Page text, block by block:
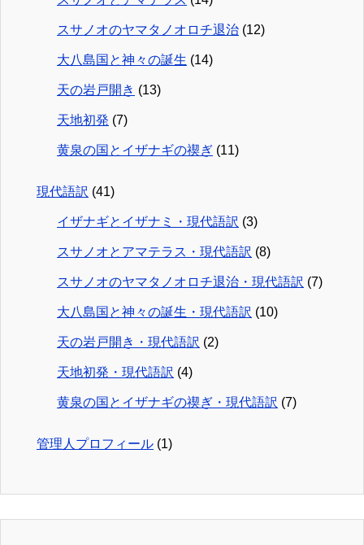
スサノオのヤマタノオロチ退治 (12)
大八島国と神々の誕生 (14)
天の岩戸開き (13)
天地初発 (7)
黄泉の国とイザナギの禊ぎ (11)
現代語訳 (41)
イザナギとイザナミ・現代語訳 (3)
スサノオとアマテラス・現代語訳 (8)
スサノオのヤマタノオロチ退治・現代語訳 (7)
大八島国と神々の誕生・現代語訳 (10)
天の岩戸開き・現代語訳 (2)
天地初発・現代語訳 (4)
黄泉の国とイザナギの禊ぎ・現代語訳 (7)
管理人プロフィール (1)